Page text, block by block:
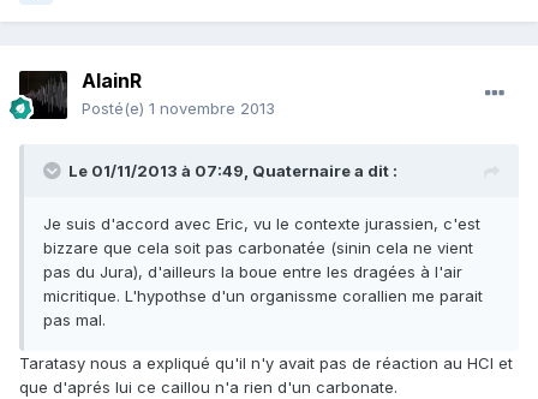
AlainR
Posté(e) 1 novembre 2013
Le 01/11/2013 à 07:49, Quaternaire a dit :
Je suis d'accord avec Eric, vu le contexte jurassien, c'est
bizzare que cela soit pas carbonatée (sinin cela ne vient
pas du Jura), d'ailleurs la boue entre les dragées à l'air
micritique. L'hypothse d'un organissme corallien me parait
pas mal.
Taratasy nous a expliqué qu'il n'y avait pas de réaction au HCl et
que d'aprés lui ce caillou n'a rien d'un carbonate.